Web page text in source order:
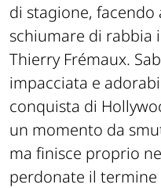
di stagione, facendo
schiumare di rabbia
Thierry Frémaux.
impacciata e
conquista di
un momento da
ma finisce proprio
perdonate il